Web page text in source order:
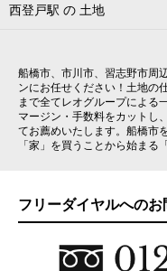
西登戸駅 の 土地
船橋市、市川市、習志野市周
ンにお任せください！土地の
まで全てレオグループによる
マージン・手数料をカットし
てお薦めいたします。船橋市
「家」を買うことから始まる
フリーダイヤルへのお